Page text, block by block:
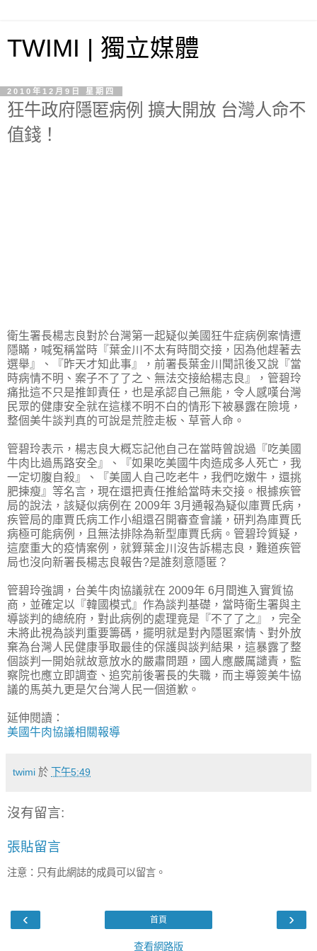
TWIMI | 獨立媒體
2010年12月9日 星期四
狂牛政府隱匿病例 擴大開放 台灣人命不
值錢！
衛生署長楊志良對於台灣第一起疑似美國狂牛症病例案情遭
隱瞞，喊冤稱當時『葉金川不太有時間交接，因為他趕著去
選舉』、『昨天才知此事』，前署長葉金川聞訊後又說『當
時病情不明、案子不了了之、無法交接給楊志良』，管碧玲
痛批這不只是推卸責任，也是承認自己無能，令人感嘆台灣
民眾的健康安全就在這樣不明不白的情形下被暴露在險境，
整個美牛談判真的可說是荒腔走板、草菅人命。
管碧玲表示，楊志良大概忘記他自己在當時曾說過『吃美國
牛肉比過馬路安全』、『如果吃美國牛肉造成多人死亡，我
一定切腹自殺』、『美國人自己吃老牛，我們吃嫩牛，還挑
肥揀瘦』等名言，現在還把責任推給當時未交接。根據疾管
局的說法，該疑似病例在 2009年 3月通報為疑似庫賈氏病，
疾管局的庫賈氏病工作小組還召開審查會議，研判為庫賈氏
病極可能病例，且無法排除為新型庫賈氏病。管碧玲質疑，
這麼重大的疫情案例，就算葉金川沒告訴楊志良，難道疾管
局也沒向新署長楊志良報告?是誰刻意隱匿？
管碧玲強調，台美牛肉協議就在 2009年 6月間進入實質協
商，並確定以『韓國模式』作為談判基礎，當時衛生署與主
導談判的總統府，對此病例的處理竟是『不了了之』，完全
未將此視為談判重要籌碼，擺明就是對內隱匿案情、對外放
棄為台灣人民健康爭取最佳的保護與談判結果，這暴露了整
個談判一開始就故意放水的嚴肅問題，國人應嚴厲譴責，監
察院也應立即調查、追究前後署長的失職，而主導簽美牛協
議的馬英九更是欠台灣人民一個道歉。
延伸閱讀：
美國牛肉協議相關報導
twimi 於 下午5:49
沒有留言:
張貼留言
注意：只有此網誌的成員可以留言。
‹ ›
首頁
查看網路版